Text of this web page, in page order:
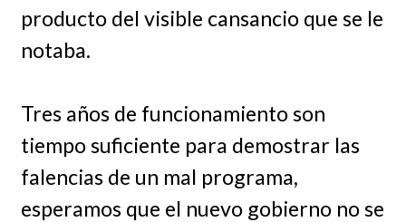
producto del visible cansancio que se le
notaba.
Tres años de funcionamiento son
tiempo suficiente para demostrar las
falencias de un mal programa,
esperamos que el nuevo gobierno no se